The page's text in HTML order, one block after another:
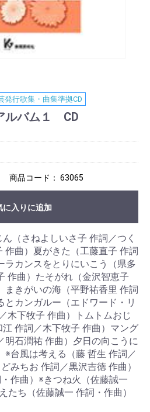
発行歌集・曲集準拠CD
ルバム１ CD
商品コード： 63065
に入りに追加
（さねよしいさ子 作詞／つく
作曲）夏がきた（工藤直子 作詞
ラカンスをとりにいこう（県多
作曲）たそがれ（金沢智恵子
まきがいの海（平野祐香里 作詞
とカンガルー（エドワード・リ
木下牧子 作曲）トムトムおじ
作詞／木下牧子 作曲）マング
明石潤祐 作曲）夕日の向こうに
※台風は考える（藤 哲生 作詞／
みちお 作詞／黒沢吉徳 作曲）
作曲）※きつね火（佐藤誠一
たち（佐藤誠一 作詞・作曲）